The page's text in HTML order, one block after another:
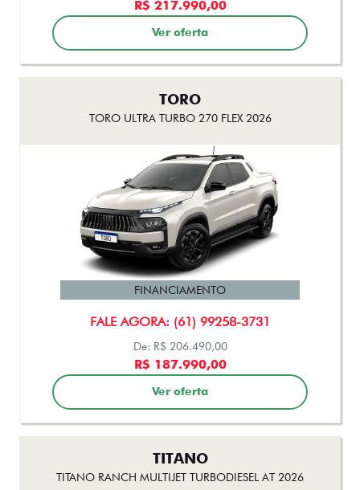
R$ 217.990,00
Ver oferta
TORO
TORO ULTRA TURBO 270 FLEX 2026
FALE AGORA: (61) 99258-3731
FINANCIAMENTO
De: R$ 206.490,00
R$ 187.990,00
Ver oferta
TITANO
TITANO RANCH MULTIJET TURBODIESEL AT 2026